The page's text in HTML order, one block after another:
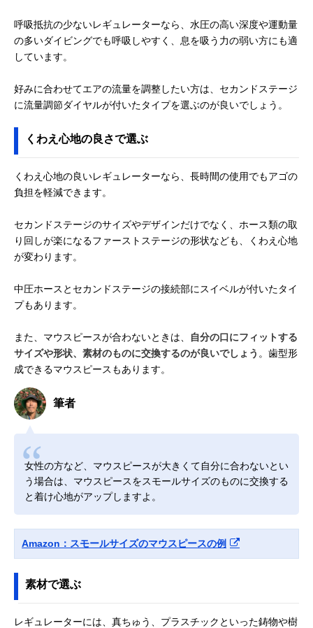
呼吸抵抗の少ないレギュレーターなら、水圧の高い深度や運動量
の多いダイビングでも呼吸しやすく、息を吸う力の弱い方にも適
しています。
好みに合わせてエアの流量を調整したい方は、セカンドステージ
に流量調節ダイヤルが付いたタイプを選ぶのが良いでしょう。
くわえ心地の良さで選ぶ
くわえ心地の良いレギュレーターなら、長時間の使用でもアゴの
負担を軽減できます。
セカンドステージのサイズやデザインだけでなく、ホース類の取
り回しが楽になるファーストステージの形状なども、くわえ心地
が変わります。
中圧ホースとセカンドステージの接続部にスイベルが付いたタイ
プもあります。
また、マウスピースが合わないときは、
自分の口にフィットする
サイズや形状、素材のものに交換するのが良いでしょう 。歯型形
成できるマウスピースもあります。
筆者
女性の方など、マウスピースが大きくて自分に合わないとい
う場合は、マウスピースをスモールサイズのものに交換する
と着け心地がアップしますよ。
Amazon：スモールサイズのマウスピースの例
素材で選ぶ
レギュレーターには、真ちゅう、プラスチックといった鋳物や樹